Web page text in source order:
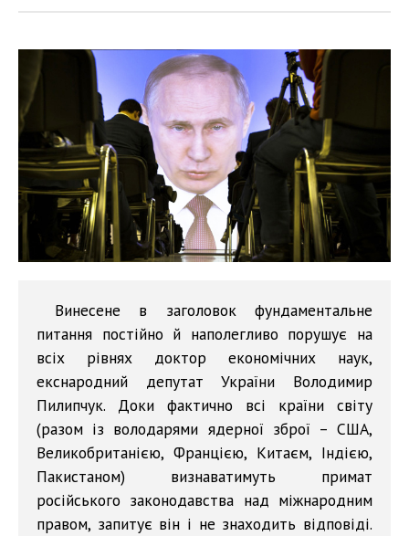
Винесене в заголовок фундаментальне
питання постійно й наполегливо порушує на
всіх рівнях доктор економічних наук,
екснародний депутат України Володимир
Пилипчук. Доки фактично всі країни світу
(разом із володарями ядерної зброї – США,
Великобританією, Францією, Китаєм, Індією,
Пакистаном) визнаватимуть примат
російського законодавства над міжнародним
правом, запитує він і не знаходить відповіді.